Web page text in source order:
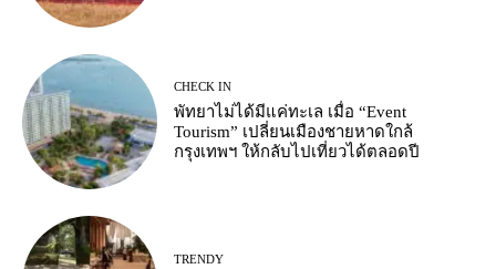
CHECK IN
พัทยาไม่ได้มีแค่ทะเล เมื่อ “Event
Tourism” เปลี่ยนเมืองชายหาดใกล้
กรุงเทพฯ ให้กลับไปเที่ยวได้ตลอดปี
TRENDY